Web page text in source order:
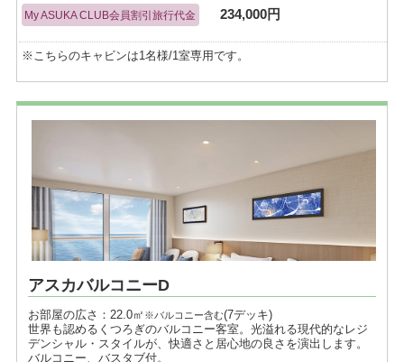
My ASUKA CLUB会員割引旅行代金 234,000円
※こちらのキャビンは1名様/1室専用です。
アスカバルコニーD
お部屋の広さ：22.0㎡ ※バルコニー含む(7デッキ)
世界も認めるくつろぎのバルコニー客室。光溢れる現代的なレジ
デンシャル・スタイルが、快適さと居心地の良さを演出します。
バルコニー、バスタブ付。